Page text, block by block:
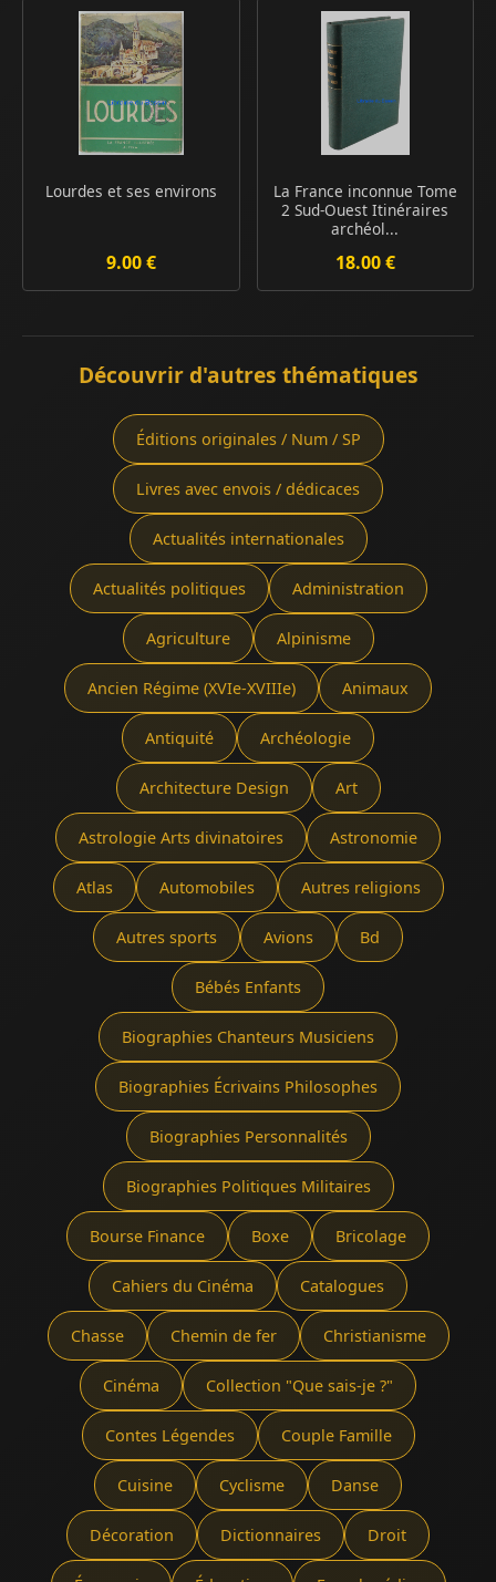
Lourdes et ses environs
9.00 €
La France inconnue Tome
2 Sud-Ouest Itinéraires
archéol...
18.00 €
Découvrir d'autres thématiques
Éditions originales / Num / SP
Livres avec envois / dédicaces
Actualités internationales
Actualités politiques Administration
Agriculture Alpinisme
Ancien Régime (XVIe-XVIIIe) Animaux
Antiquité Archéologie
Architecture Design Art
Astrologie Arts divinatoires Astronomie
Atlas Automobiles Autres religions
Autres sports Avions Bd
Bébés Enfants
Biographies Chanteurs Musiciens
Biographies Écrivains Philosophes
Biographies Personnalités
Biographies Politiques Militaires
Bourse Finance Boxe Bricolage
Cahiers du Cinéma Catalogues
Chasse Chemin de fer Christianisme
Cinéma Collection "Que sais-je ?"
Contes Légendes Couple Famille
Cuisine Cyclisme Danse
Décoration Dictionnaires Droit